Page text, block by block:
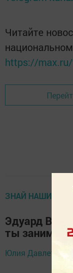
Читайте
https://
ЗНАЙ НАШИХ
Эдуард
ты
Юлия Давлетбаева,